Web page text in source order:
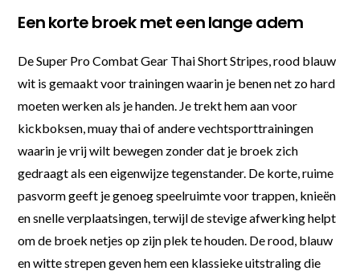
Een korte broek met een lange adem
De Super Pro Combat Gear Thai Short Stripes, rood blauw
wit is gemaakt voor trainingen waarin je benen net zo hard
moeten werken als je handen. Je trekt hem aan voor
kickboksen, muay thai of andere vechtsporttrainingen
waarin je vrij wilt bewegen zonder dat je broek zich
gedraagt als een eigenwijze tegenstander. De korte, ruime
pasvorm geeft je genoeg speelruimte voor trappen, knieën
en snelle verplaatsingen, terwijl de stevige afwerking helpt
om de broek netjes op zijn plek te houden. De rood, blauw
en witte strepen geven hem een klassieke uitstraling die